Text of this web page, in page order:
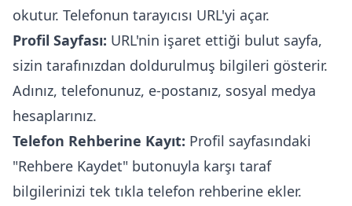
okutur. Telefonun tarayıcısı URL'yi açar.
Profil Sayfası: URL'nin işaret ettiği bulut sayfa,
sizin tarafınızdan doldurulmuş bilgileri gösterir.
Adınız, telefonunuz, e-postanız, sosyal medya
hesaplarınız.
Telefon Rehberine Kayıt: Profil sayfasındaki
"Rehbere Kaydet" butonuyla karşı taraf
bilgilerinizi tek tıkla telefon rehberine ekler.